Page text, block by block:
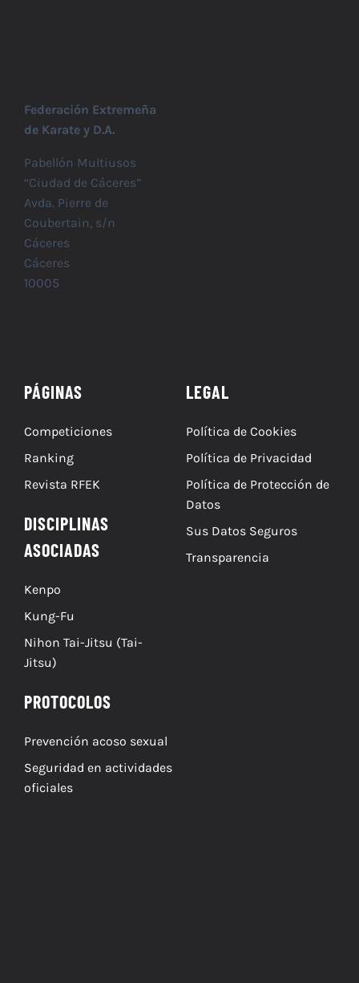
Federación Extremeña
de Karate y D.A.
Pabellón Multiusos
“Ciudad de Cáceres”
Avda. Pierre de
Coubertain, s/n
Cáceres
Cáceres
10005
PÁGINAS
Competiciones
Ranking
Revista RFEK
DISCIPLINAS
ASOCIADAS
Kenpo
Kung-Fu
Nihon Tai-Jitsu (Tai-
Jitsu)
LEGAL
Política de Cookies
Política de Privacidad
Política de Protección de
Datos
Sus Datos Seguros
Transparencia
PROTOCOLOS
Prevención acoso sexual
Seguridad en actividades
oficiales